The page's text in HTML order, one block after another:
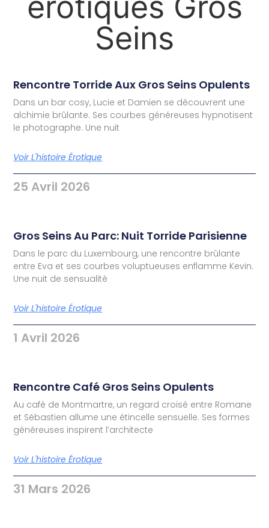
Seins
Rencontre Torride Aux Gros Seins Opulents
Dans un bar cosy, Lucie et Damien se découvrent une
alchimie brûlante. Ses courbes généreuses hypnotisent
le photographe. Une nuit
Voir L'histoire Érotique
25 Avril 2026
Gros Seins Au Parc: Nuit Torride Parisienne
Dans le parc du Luxembourg, une rencontre brûlante
entre Eva et ses courbes voluptueuses enflamme Kevin.
Une nuit de sensualité
Voir L'histoire Érotique
1 Avril 2026
Rencontre Café Gros Seins Opulents
Au café de Montmartre, un regard croisé entre Romane
et Sébastien allume une étincelle sensuelle. Ses formes
généreuses inspirent l’architecte
Voir L'histoire Érotique
31 Mars 2026